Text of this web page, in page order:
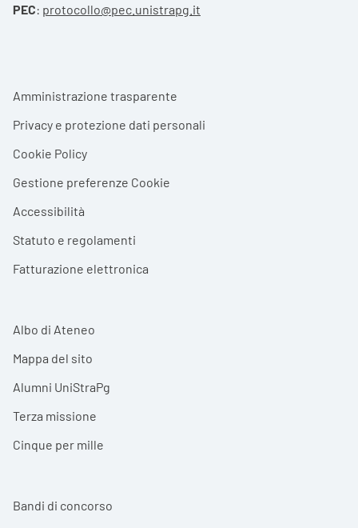
PEC: protocollo@pec.unistrapg.it
Footer menu
Amministrazione trasparente
Privacy e protezione dati personali
Cookie Policy
Gestione preferenze Cookie
Accessibilità
Statuto e regolamenti
Fatturazione elettronica
Albo di Ateneo
Mappa del sito
Alumni UniStraPg
Terza missione
Cinque per mille
Bandi di concorso